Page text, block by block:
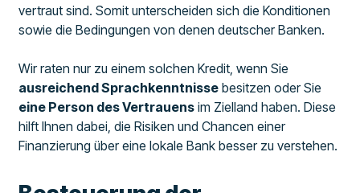
vertraut sind. Somit unterscheiden sich die Konditionen
sowie die Bedingungen von denen deutscher Banken.
Wir raten nur zu einem solchen Kredit, wenn Sie
ausreichend Sprachkenntnisse besitzen oder Sie
eine Person des Vertrauens im Zielland haben. Diese
hilft Ihnen dabei, die Risiken und Chancen einer
Finanzierung über eine lokale Bank besser zu verstehen.